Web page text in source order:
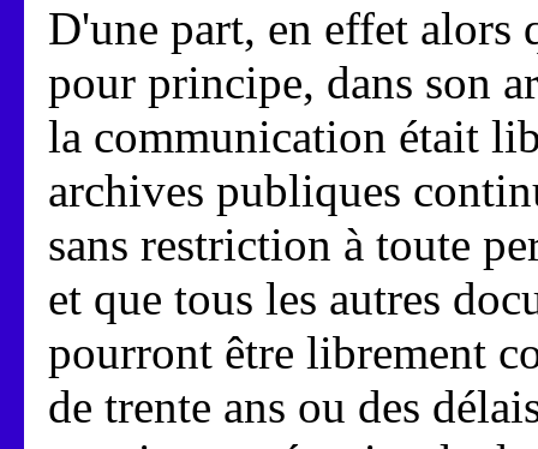
D'une part, en effet alors
pour principe, dans son
la communication était
archives publiques
sans restriction à toute
et que tous les autres
pourront être librement
de trente ans ou des